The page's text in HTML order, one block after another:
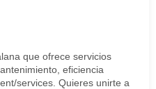
que ofrece servicios
eficiencia
services. Quieres unirte a